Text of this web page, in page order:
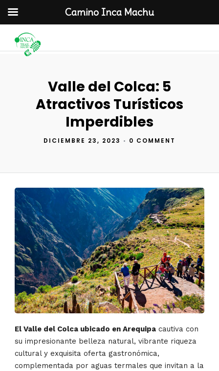
Valle del Colca: 5
Atractivos Turísticos
Imperdibles
DICIEMBRE 23, 2023 • 0 COMMENT
El Valle del Colca ubicado en Arequipa cautiva con
su impresionante belleza natural, vibrante riqueza
cultural y exquisita oferta gastronómica,
complementada por aguas termales que invitan a la
Camino Inca Machu